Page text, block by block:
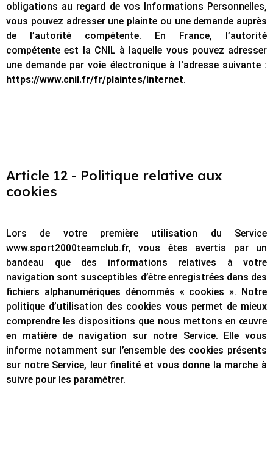
obligations au regard de vos Informations Personnelles,
vous pouvez adresser une plainte ou une demande auprès
de l’autorité compétente. En France, l’autorité
compétente est la CNIL à laquelle vous pouvez adresser
une demande par voie électronique à l'adresse suivante :
https://www.cnil.fr/fr/plaintes/internet.
Article 12 - Politique relative aux
cookies
Lors de votre première utilisation du Service
www.sport2000teamclub.fr, vous êtes avertis par un
bandeau que des informations relatives à votre
navigation sont susceptibles d’être enregistrées dans des
fichiers alphanumériques dénommés « cookies ». Notre
politique d’utilisation des cookies vous permet de mieux
comprendre les dispositions que nous mettons en œuvre
en matière de navigation sur notre Service. Elle vous
informe notamment sur l’ensemble des cookies présents
sur notre Service, leur finalité et vous donne la marche à
suivre pour les paramétrer.